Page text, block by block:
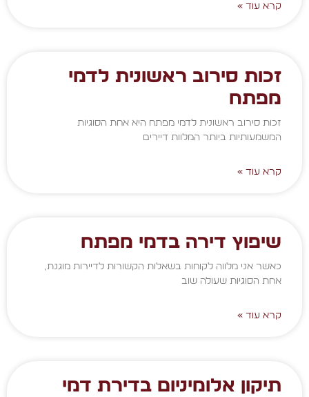
קרא עוד »
זכות סירוב ראשונית לדמי
מפתח
זכות סירוב ראשונית לדמי מפתח היא אחת הסוגיות
המשמעותיות ביותר המלוות דיירים
קרא עוד »
שיפוץ דירה בדמי מפתח
כאשר אני מלווה לקוחות בשאלות הקשורות לדיירות מוגנת,
אחת הסוגיות שעולה שוב
קרא עוד »
תיקון אלומיניום בדירת דמי